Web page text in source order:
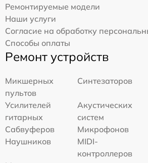
Ремонтируемые модели
Наши услуги
Согласие на обработку
Способы оплаты
Ремонт устройств
Микшерных
пультов
Синтезаторов
Усилителей
гитарных
Акустических
систем
Сабвуферов
Микрофонов
Наушников
MIDI-
контроллеров